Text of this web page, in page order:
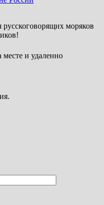
моряков
и удаленно